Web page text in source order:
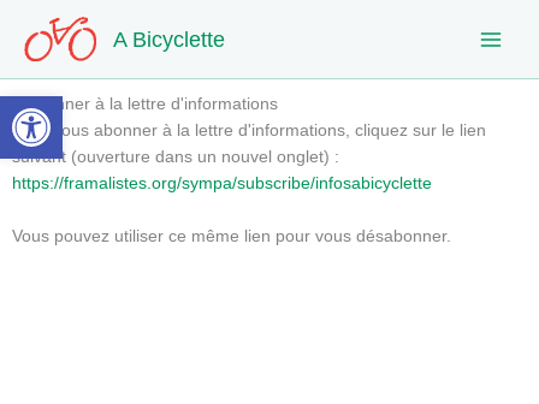
Ouvrir la barre d’outils
contenu
A Bicyclette
S'abonner à la lettre d'informations
Pour vous abonner à la lettre d'informations, cliquez sur le lien
suivant (ouverture dans un nouvel onglet) :
https://framalistes.org/sympa/subscribe/infosabicyclette
Vous pouvez utiliser ce même lien pour vous désabonner.